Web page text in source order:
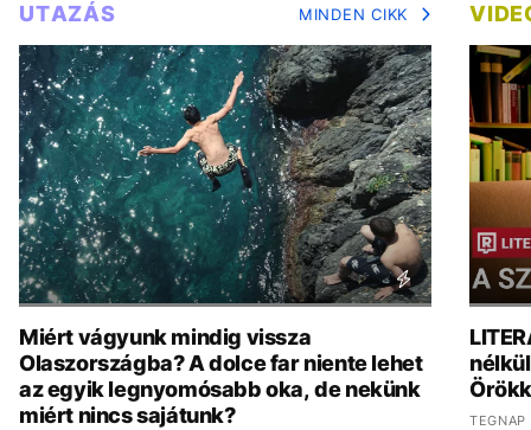
UTAZÁS MINDEN CIKK
Miért vágyunk mindig vissza
Olaszországba? A dolce far niente lehet
az egyik legnyomósabb oka, de nekünk
miért nincs sajátunk?